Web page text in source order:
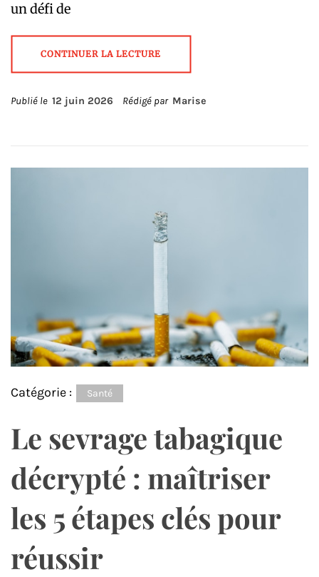
un défi de
CONTINUER LA LECTURE
Publié le 12 juin 2026 Rédigé par Marise
Catégorie : Santé
Le sevrage tabagique
décrypté : maîtriser
les 5 étapes clés pour
réussir